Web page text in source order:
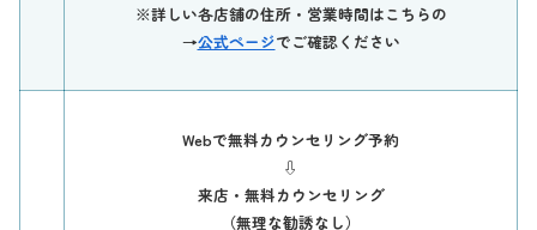
※詳しい各店舗の住所・営業時間はこちらの
→公式ページでご確認ください
Webで無料カウンセリング予約
⇩
来店・無料カウンセリング
（無理な勧誘なし）